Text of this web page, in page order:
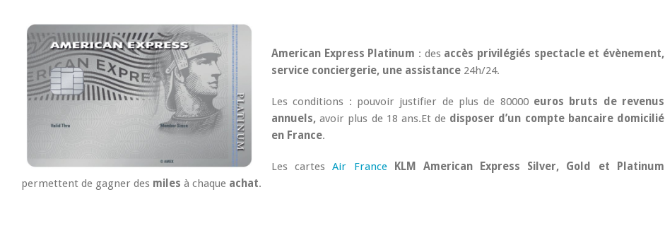
American Express Platinum : des accès privilégiés spectacle et évènement,
service conciergerie, une assistance 24h/24.
Les conditions : pouvoir justifier de plus de 80000 euros bruts de revenus
annuels, avoir plus de 18 ans.Et de disposer d’un compte bancaire domicilié
en France.
Les cartesAir France
KLM American Express Silver, Gold et Platinum
permettent de gagner des miles à chaque achat.